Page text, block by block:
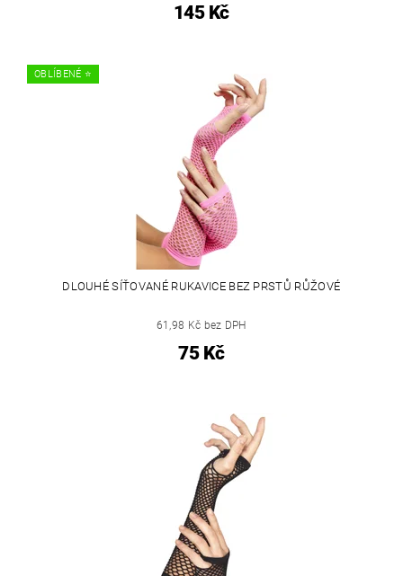
145 Kč
OBLÍBENÉ ⭐️
DLOUHÉ SÍŤOVANÉ RUKAVICE BEZ PRSTŮ RŮŽOVÉ
61,98 Kč bez DPH
75 Kč